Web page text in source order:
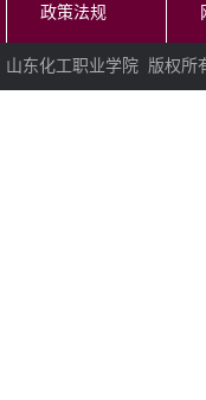
政策法规
山东化工职业学院 版权所